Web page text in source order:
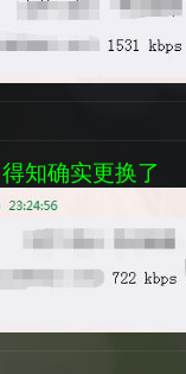
知确实更换了